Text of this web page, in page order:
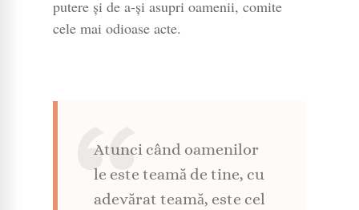
putere și de a-și asupri oamenii, comite
cele mai odioase acte.
Atunci când oamenilor
le este teamă de tine, cu
adevărat teamă, este cel